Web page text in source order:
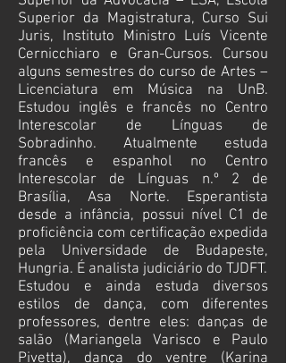
Superior da Magistratura, Curso Sui
Juris, Instituto Ministro Luís Vicente
Cernicchiaro e Gran-Cursos. Cursou
alguns semestres do curso de Artes –
Licenciatura em Música na UnB.
Estudou inglês e francês no Centro
Interescolar de Línguas de
Sobradinho. Atualmente estuda
francês e espanhol no Centro
Interescolar de Línguas n.º 2 de
Brasília, Asa Norte. Esperantista
desde a infância, possui nível C1 de
proficiência com certificação expedida
pela Universidade de Budapeste,
Hungria. É analista judiciário do TJDFT.
Estudou e ainda estuda diversos
estilos de dança, com diferentes
professores, dentre eles: danças de
salão (Mariangela Varisco e Paulo
Pivetta), dança do ventre (Karina